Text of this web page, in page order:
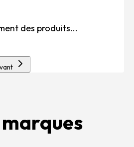
des produits...